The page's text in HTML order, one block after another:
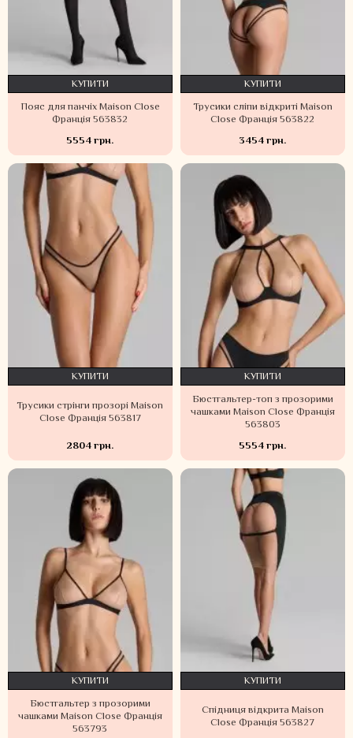
Пояс для панчіх Maison Close
Франція 563832
5554 грн.
КУПИТИ
Трусики сліпи відкриті Maison
Close Франція 563822
3454 грн.
КУПИТИ
Трусики стрінги прозорі Maison
Close Франція 563817
2804 грн.
КУПИТИ
Бюстгальтер-топ з прозорими
чашками Maison Close Франція
563803
5554 грн.
КУПИТИ
Бюстгальтер з прозорими
чашками Maison Close Франція
563793
КУПИТИ
Спідниця відкрита Maison
Close Франція 563827
КУПИТИ